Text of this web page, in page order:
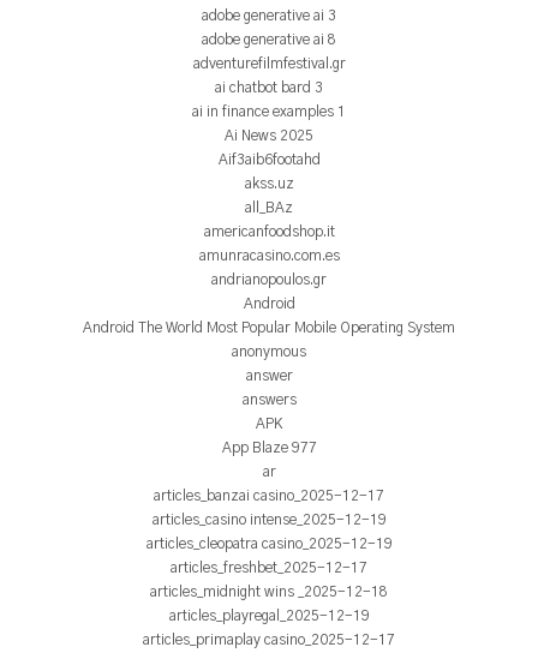
adobe generative ai 3
adobe generative ai 8
adventurefilmfestival.gr
ai chatbot bard 3
ai in finance examples 1
Ai News 2025
Aif3aib6footahd
akss.uz
all_BAz
americanfoodshop.it
amunracasino.com.es
andrianopoulos.gr
Android
Android The World Most Popular Mobile Operating System
anonymous
answer
answers
APK
App Blaze 977
ar
articles_banzai casino_2025-12-17
articles_casino intense_2025-12-19
articles_cleopatra casino_2025-12-19
articles_freshbet_2025-12-17
articles_midnight wins _2025-12-18
articles_playregal_2025-12-19
articles_primaplay casino_2025-12-17